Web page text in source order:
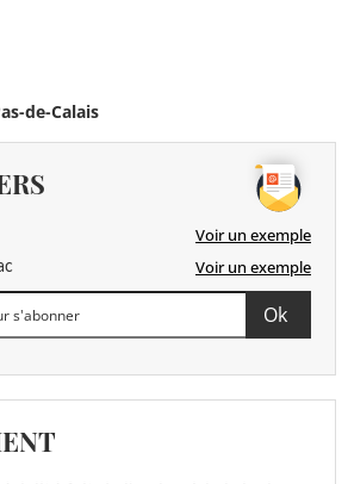
de-Calais
Voir un exemple
Voir un exemple